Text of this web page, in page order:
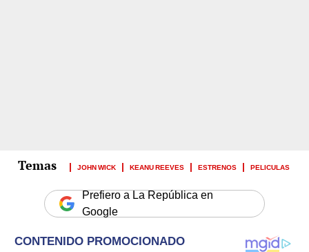
JOHN WICK KEANU REEVES ESTRENOS PELICULAS
Prefiero a La República en
Google